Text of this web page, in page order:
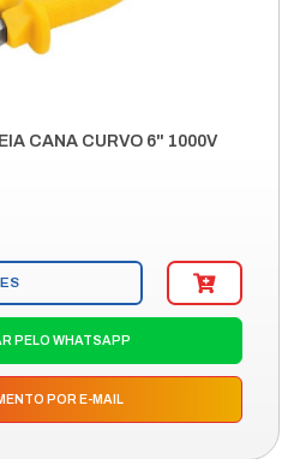
CANA CURVO 6" 1000V
PELO WHATSAPP
POR E-MAIL